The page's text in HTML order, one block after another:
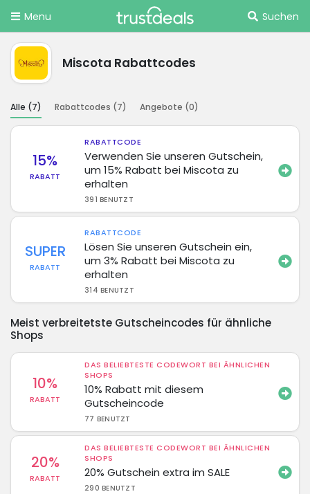
Menu Suchen
Miscota Rabattcodes
Alle (7) Rabattcodes (7) Angebote (0)
15%
RABATT
RABATTCODE
Verwenden Sie unseren Gutschein,
um 15% Rabatt bei Miscota zu
erhalten
391 BENUTZT
SUPER
RABATT
RABATTCODE
Lösen Sie unseren Gutschein ein,
um 3% Rabatt bei Miscota zu
erhalten
314 BENUTZT
Meist verbreitetste Gutscheincodes für ähnliche
Shops
10%
RABATT
DAS BELIEBTESTE CODEWORT BEI ÄHNLICHEN
SHOPS
10% Rabatt mit diesem
Gutscheincode
77 BENUTZT
20%
RABATT
DAS BELIEBTESTE CODEWORT BEI ÄHNLICHEN
SHOPS
20% Gutschein extra im SALE
290 BENUTZT